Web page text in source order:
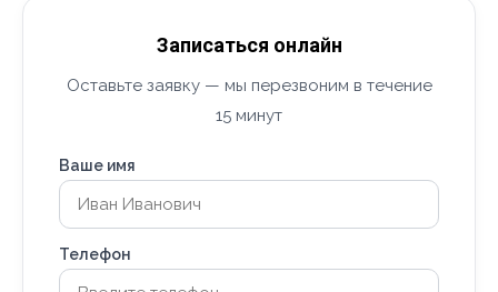
Записаться онлайн
Оставьте заявку — мы перезвоним в течение
15 минут
Ваше имя
Телефон